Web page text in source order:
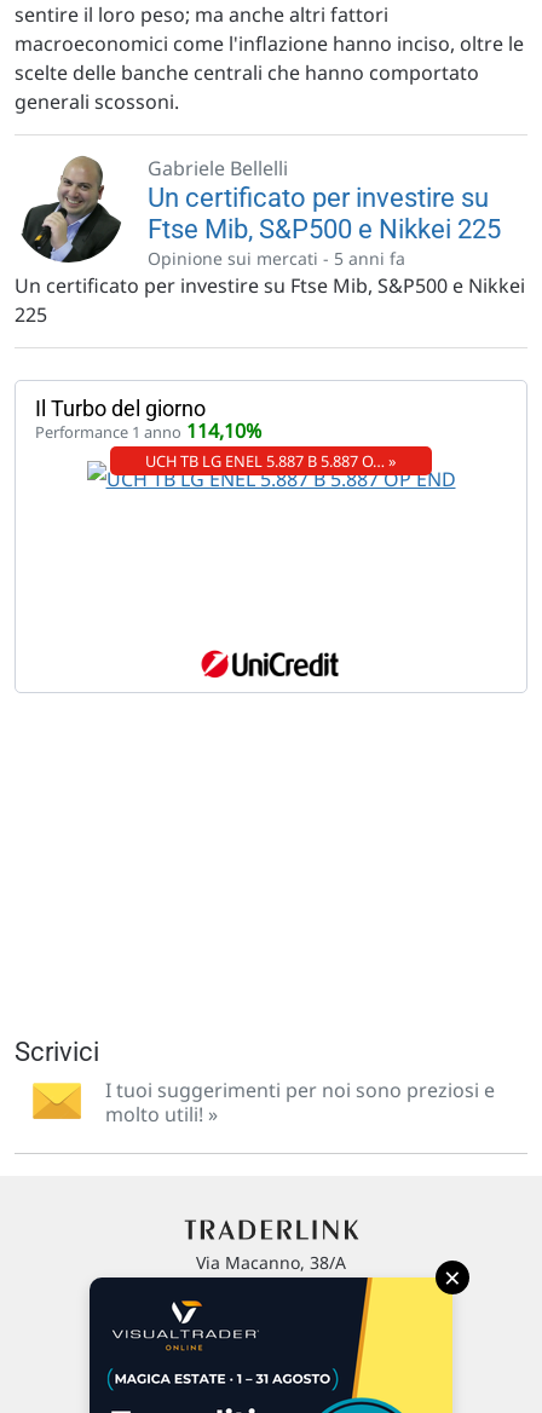
sentire il loro peso; ma anche altri fattori
macroeconomici come l'inflazione hanno inciso, oltre le
scelte delle banche centrali che hanno comportato
generali scossoni.
Gabriele Bellelli
Un certificato per investire su
Ftse Mib, S&P500 e Nikkei 225
Opinione sui mercati - 5 anni fa
Un certificato per investire su Ftse Mib, S&P500 e Nikkei
225
Il Turbo del giorno
Performance 1 anno 114,10%
UCH TB LG ENEL 5.887 B 5.887 O… »
Scrivici
I tuoi suggerimenti per noi sono preziosi e
molto utili! »
Via Macanno, 38/A
P.IVA 02 452 460 401
Chi siamo
×